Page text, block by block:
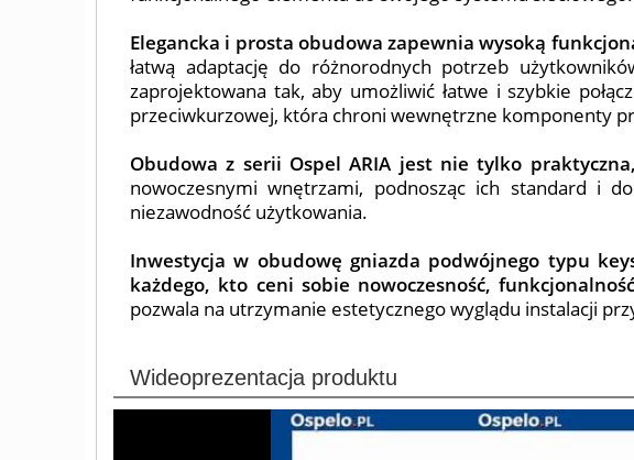
Elegancka i prosta obudowa zapewnia wysoką
łatwą adaptację do różnorodnych potrzeb
zaprojektowana tak, aby umożliwić łatwe i szybkie
przeciwkurzowej, która chroni wewnętrzne komponenty
Obudowa z serii Ospel ARIA jest nie tylko
nowoczesnymi wnętrzami, podnosząc ich standard i
niezawodność użytkowania.
Inwestycja w obudowę gniazda podwójnego typu
każdego, kto ceni sobie nowoczesność,
pozwala na utrzymanie estetycznego wyglądu instalacji
Wideoprezentacja produktu